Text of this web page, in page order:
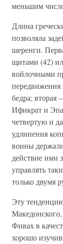
меньшим
Длина
позволяла
шеренги.
щитами (42)
войлочными
передвижения
бедра; вторая
Ификрат и
четвертую и
удлинения
воины
действие ими
управлять
только двумя
Эту
Фивах в
хорошо